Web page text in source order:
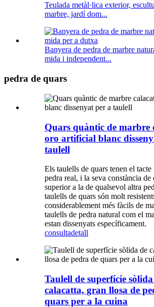
Teulada metàl·lica exterior,
marbre, jardí dom...
Banyera de pedra de marbre
mida i independent...
pedra de quars
Quars quàntic de marbre
oro artificial blanc
taulell
Els taulells de quars tenen el tacte
pedra real, i la seva constància de
superior a la de qualsevol altra
taulells de quars són molt
considerablement més fàcils de
taulells de pedra natural com el
estan dissenyats específicament.
consultadetall
Taulell de superfície
calacatta, gran llosa de
quars per a la cuina